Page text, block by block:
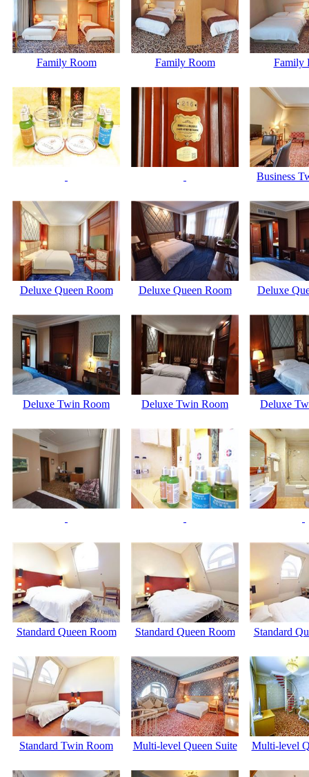
Family Room Family Room Family
Business
Deluxe Queen Room Deluxe Queen Room Deluxe
Deluxe Twin Room Deluxe Twin Room Deluxe
Standard Queen Room Standard Queen Room Standard
Standard Twin Room Multi-level Queen Suite Multi-level